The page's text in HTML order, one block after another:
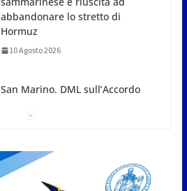
San Marino. DML sull’Accordo
UE: finalmente si parte con
l’informazione, ora ci
aspettiamo la sostanza